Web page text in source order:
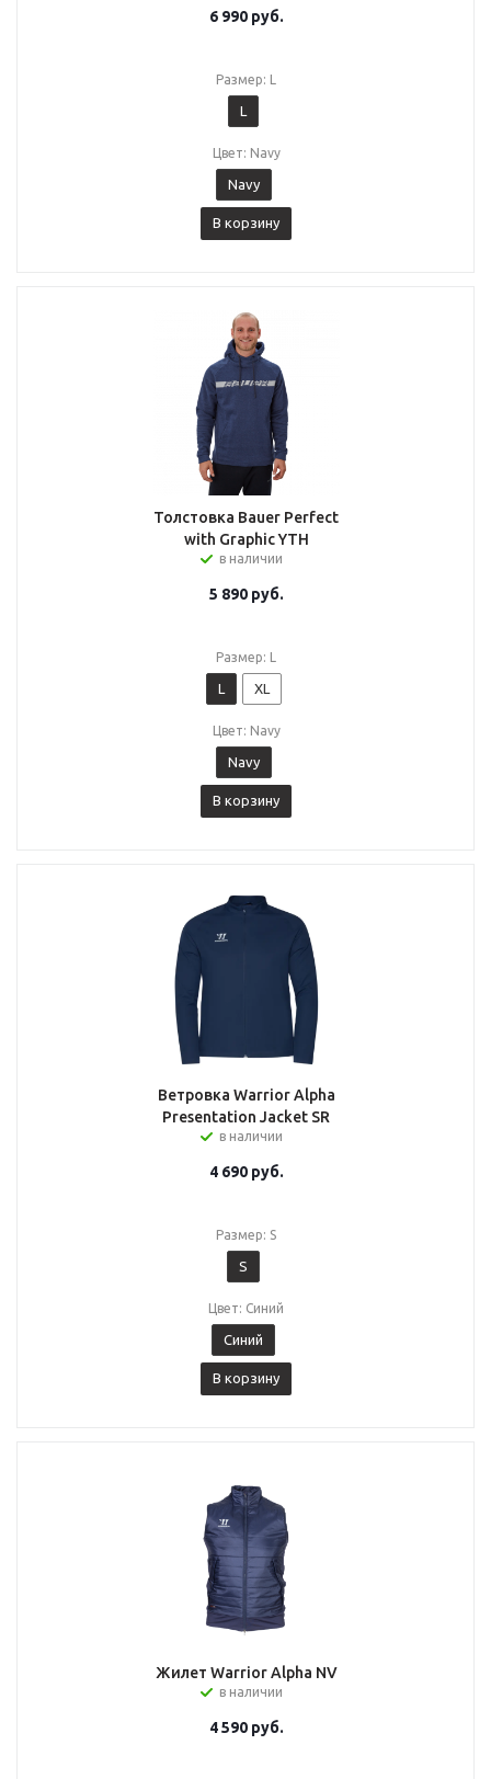
6 990руб.
Размер: L
L
Цвет: Navy
Navy
В корзину
Толстовка Bauer Perfect
with Graphic YTH
в наличии
5 890руб.
Размер: L
L XL
Цвет: Navy
Navy
В корзину
Ветровка Warrior Alpha
Presentation Jacket SR
в наличии
4 690руб.
Размер: S
S
Цвет: Синий
Синий
В корзину
Жилет Warrior Alpha NV
в наличии
4 590руб.